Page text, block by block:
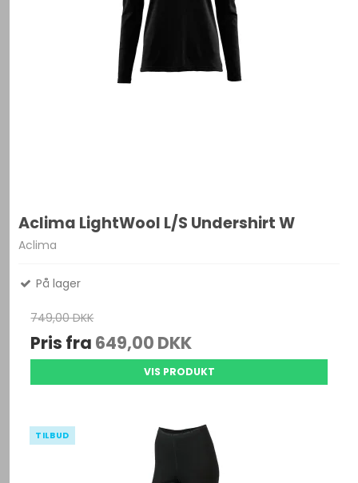
Aclima LightWool L/S Undershirt W
Aclima
På lager
749,00 DKK
Pris fra 649,00 DKK
VIS PRODUKT
TILBUD